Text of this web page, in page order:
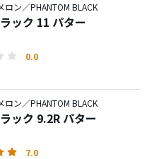
ロン／PHANTOM BLACK
ック 11 パター
0.0
ロン／PHANTOM BLACK
ック 9.2R パター
7.0